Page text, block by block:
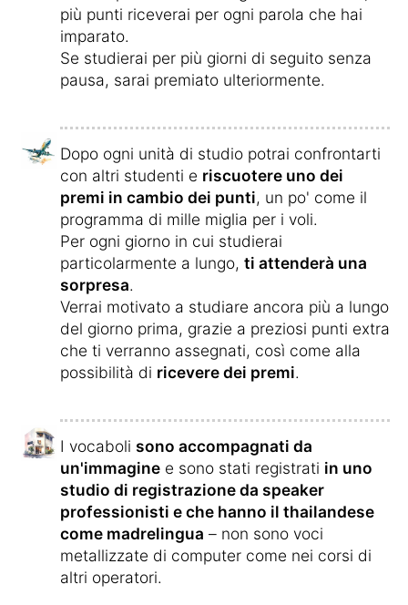
più punti riceverai per ogni parola che hai
imparato.
Se studierai per più giorni di seguito senza
pausa, sarai premiato ulteriormente.
Dopo ogni unità di studio potrai confrontarti
con altri studenti e riscuotere uno dei
premi in cambio dei punti, un po' come il
programma di mille miglia per i voli.
Per ogni giorno in cui studierai
particolarmente a lungo, ti attenderà una
sorpresa.
Verrai motivato a studiare ancora più a lungo
del giorno prima, grazie a preziosi punti extra
che ti verranno assegnati, così come alla
possibilità di ricevere dei premi.
I vocaboli sono accompagnati da
un'immagine e sono stati registrati in uno
studio di registrazione da speaker
professionisti e che hanno il thailandese
come madrelingua – non sono voci
metallizzate di computer come nei corsi di
altri operatori.